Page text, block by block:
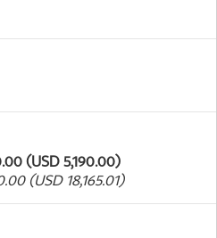
(USD 5,190.00)
(USD 18,165.01)